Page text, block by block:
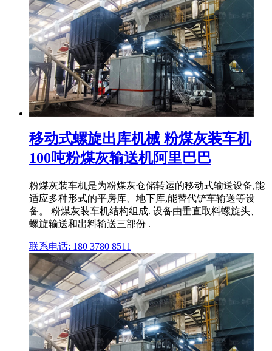
移动式螺旋出库机械 粉煤灰装车机
100吨粉煤灰输送机阿里巴巴
粉煤灰装车机是为粉煤灰仓储转运的移动式输送设备,能
适应多种形式的平房库、地下库,能替代铲车输送等设
备。 粉煤灰装车机结构组成. 设备由垂直取料螺旋头、
螺旋输送和出料输送三部份 .
联系电话: 180 3780 8511